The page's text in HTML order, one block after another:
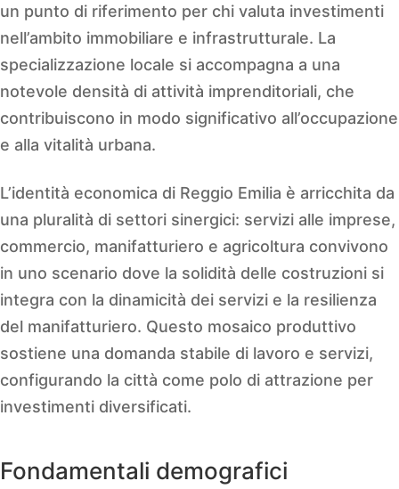
un punto di riferimento per chi valuta investimenti
nell’ambito immobiliare e infrastrutturale. La
specializzazione locale si accompagna a una
notevole densità di attività imprenditoriali, che
contribuiscono in modo significativo all’occupazione
e alla vitalità urbana.
L’identità economica di Reggio Emilia è arricchita da
una pluralità di settori sinergici: servizi alle imprese,
commercio, manifatturiero e agricoltura convivono
in uno scenario dove la solidità delle costruzioni si
integra con la dinamicità dei servizi e la resilienza
del manifatturiero. Questo mosaico produttivo
sostiene una domanda stabile di lavoro e servizi,
configurando la città come polo di attrazione per
investimenti diversificati.
Fondamentali demografici